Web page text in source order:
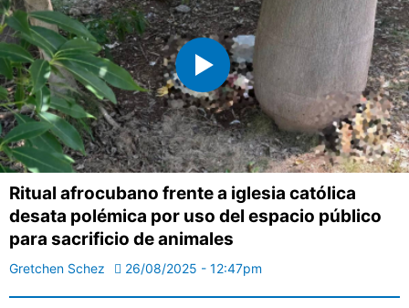
Ritual afrocubano frente a iglesia católica
desata polémica por uso del espacio público
para sacrificio de animales
Gretchen Schez 26/08/2025 - 12:47pm